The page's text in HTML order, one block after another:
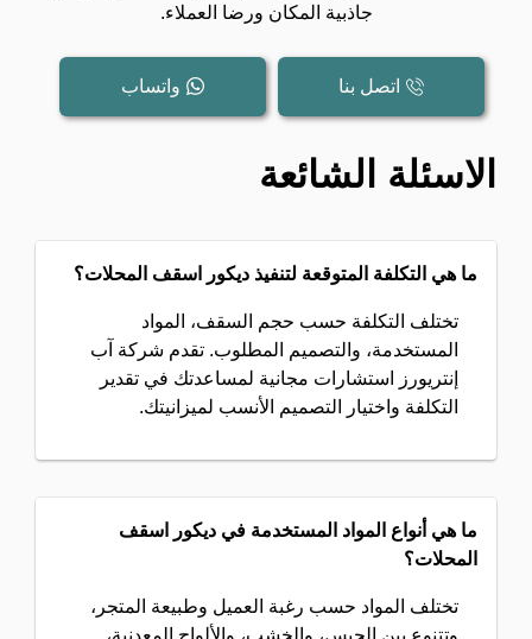
جاذبية المكان ورضا العملاء.
اتصل بنا واتساب
الاسئلة الشائعة
ما هي التكلفة المتوقعة لتنفيذ ديكور اسقف المحلات؟
تختلف التكلفة حسب حجم السقف، المواد
المستخدمة، والتصميم المطلوب. تقدم شركة آب
إنتريورز استشارات مجانية لمساعدتك في تقدير
التكلفة واختيار التصميم الأنسب لميزانيتك.
ما هي أنواع المواد المستخدمة في ديكور اسقف
المحلات؟
تختلف المواد حسب رغبة العميل وطبيعة المتجر،
وتتنوع بين الجبس، والخشب، والألواح المعدنية،